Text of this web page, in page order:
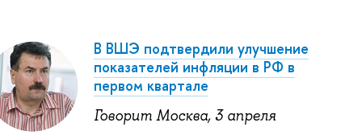
В ВШЭ подтвердили улучшение
показателей инфляции в РФ в
первом квартале
Говорит Москва, 3 апреля